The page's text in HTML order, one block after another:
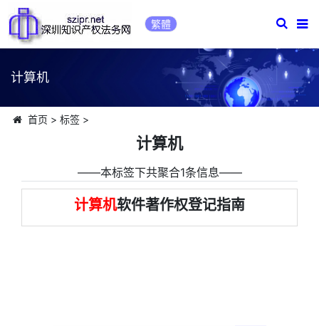
繁體
计算机
首页 > 标签>
计算机
――本标签下共聚合1条信息――
计算机软件著作权登记指南